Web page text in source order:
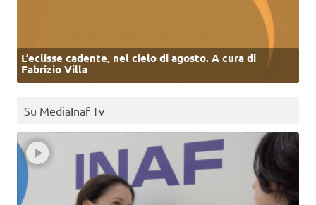
L’eclisse cadente, nel cielo di agosto. A cura di
Fabrizio Villa
Su MediaInaf Tv